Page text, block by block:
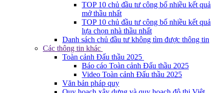
TOP 10 chủ đầu tư công bố nhiều kết quả
mở thầu nhất
TOP 10 chủ đầu tư công bố nhiều kết quả
lựa chọn nhà thầu nhất
Danh sách chủ đầu tư không tìm được thông tin
Các thông tin khác
Toàn cảnh Đấu thầu 2025
Báo cáo Toàn cảnh Đấu thầu 2025
Video Toàn cảnh Đấu thầu 2025
Văn bản pháp quy